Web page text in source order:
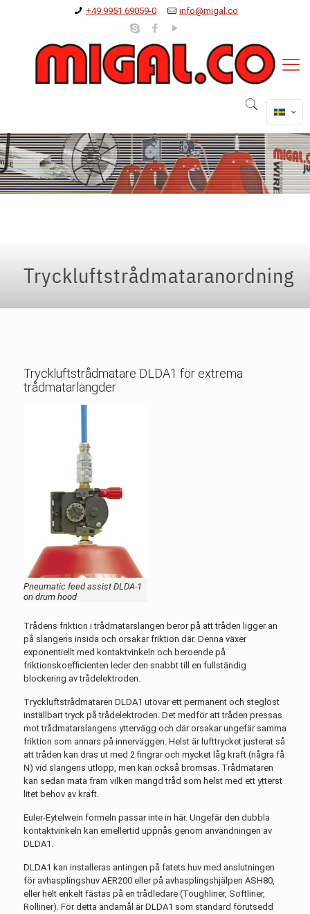
+49 9951 69059-0 info@migal.co
Tryckluftstrådmataranordning
Tryckluftstrådmatare DLDA1 för extrema
trådmatarlängder
Pneumatic feed assist DLDA-1
on drum hood
Trådens friktion i trådmatarslangen beror på att tråden ligger an
på slangens insida och orsakar friktion där. Denna växer
exponentiellt med kontaktvinkeln och beroende på
friktionskoefficienten leder den snabbt till en fullständig
blockering av trådelektroden.
Tryckluftstrådmataren DLDA1 utövar ett permanent och steglöst
inställbart tryck på trådelektroden. Det medför att tråden pressas
mot trådmatarslangens yttervägg och där orsakar ungefär samma
friktion som annars på innerväggen. Helst är lufttrycket justerat så
att tråden kan dras ut med 2 fingrar och mycket låg kraft (några få
N) vid slangens utlopp, men kan också bromsas. Trådmataren
kan sedan mata fram vilken mängd tråd som helst med ett ytterst
litet behov av kraft.
Euler-Eytelwein formeln passar inte in här. Ungefär den dubbla
kontaktvinkeln kan emellertid uppnås genom användningen av
DLDA1.
DLDA1 kan installeras antingen på fatets huv med anslutningen
för avhasplingshuv AER200 eller på avhasplingshjälpen ASH80,
eller helt enkelt fästas på en trådledare (Toughliner, Softliner,
Rolliner). För detta ändamål är DLDA1 som standard förutsedd